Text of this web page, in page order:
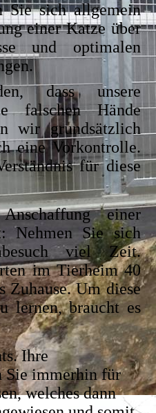
Sie sich allgemein
einer Katze über
und optimalen
dass unsere
falschen Hände
wir grundsätzlich
eine Vorkontrolle.
für diese
einer
Nehmen Sie sich
viel Zeit.
im Tierheim 40
Zuhause. Um diese
lernen, braucht es
Ihre
Sie immerhin für
welches dann